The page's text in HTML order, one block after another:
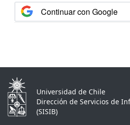
Continuar con Google
Universidad de Chile
Dirección de Servicios de
(SISIB)